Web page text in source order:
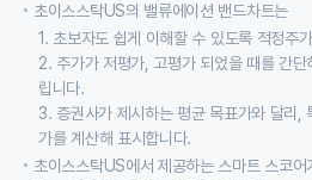
초이스스탁US의 밸류에이션 밴드차트는
1. 초보자도 쉽게 이해할 수 있도록 적정주
2. 주가가 저평가, 고평가 되었을 때를 간
립니다.
3. 증권사가 제시하는 평균 목표가와 달리,
가를 계산해 표시합니다.
초이스스탁US에서 제공하는 스마트 스코